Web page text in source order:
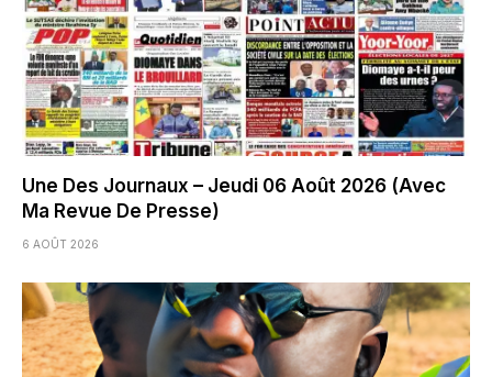
Une Des Journaux – Jeudi 06 Août 2026 (Avec
Ma Revue De Presse)
6 AOÛT 2026